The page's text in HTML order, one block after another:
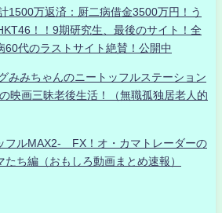
1500万返済：厨二病借金3500万円！う
！！9期研究生、最後のサイト！全
60代のラストサイト絶賛！公開中
みみちゃんのニートッフルステーション
映画三昧老後生活！（無職孤独居老人的
フルMAX2- FX！オ・カマトレーダーの
ち編（おもしろ動画まとめ速報）